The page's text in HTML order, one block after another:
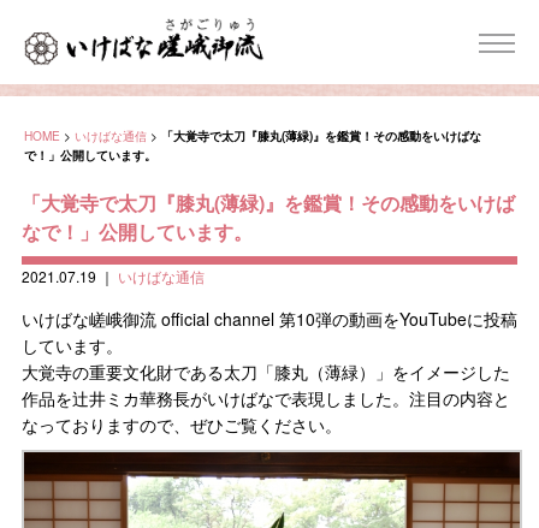
HOME > いけばな通信 >
「大覚寺で太刀『膝丸(薄緑)』を鑑賞！その感動をいけばな
で！」公開しています。
「大覚寺で太刀『膝丸(薄緑)』を鑑賞！その感動をいけば
なで！」公開しています。
2021.07.19 ｜ いけばな通信
いけばな嵯峨御流 official channel 第10弾の動画をYouTubeに投稿
しています。
大覚寺の重要文化財である太刀「膝丸（薄緑）」をイメージした
作品を辻井ミカ華務長がいけばなで表現しました。注目の内容と
なっておりますので、ぜひご覧ください。